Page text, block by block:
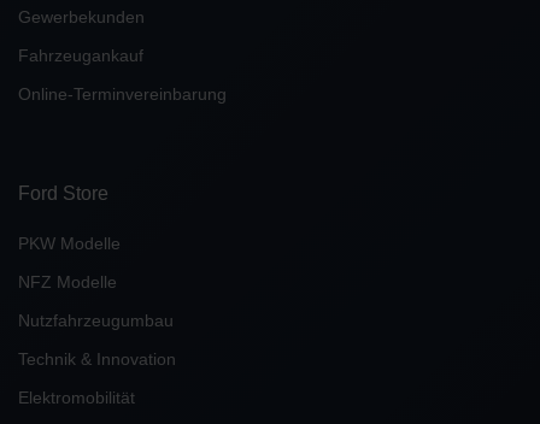
Gewerbekunden
Fahrzeugankauf
Online-Terminvereinbarung
Ford Store
PKW Modelle
NFZ Modelle
Nutzfahrzeugumbau
Technik & Innovation
Elektromobilität